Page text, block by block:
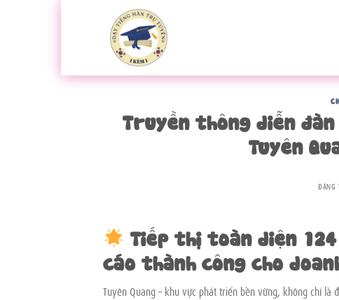
Truyền thông diễn
Tuyên
ĐĂNG
Tiếp thị toàn diện
cáo thành công cho
Tuyên Quang – khu vực phát triển bền vững, không chỉ